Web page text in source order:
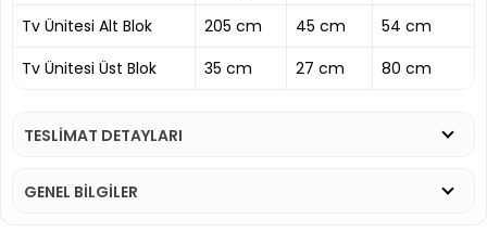
Tv Ünitesi Alt Blok
205 cm 45 cm
54 cm
Tv Ünitesi Üst Blok
35 cm 27 cm 80 cm
TESLİMAT DETAYLARI
GENEL BİLGİLER